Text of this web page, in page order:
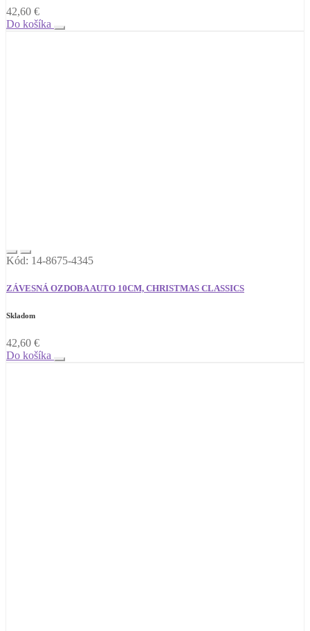
42,60 €
Do košíka
Kód: 14-8675-4345
ZÁVESNÁ OZDOBA AUTO 10CM, CHRISTMAS CLASSICS
Skladom
42,60 €
Do košíka